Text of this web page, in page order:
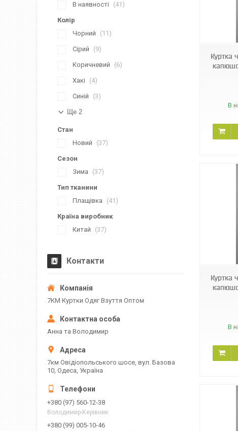
Куртка
В
Куртка
В
В наявності
41
Колір
Чорний
11
Сірий 9
Коричневий 6
Хакі 4
Синій 3
Ще 2
Стан
Новий
37
Сезон
Зима
37
Тип тканини
Плащівка
41
Країна виробник
Китай
37
Контакти
7КМ Куртки Одяг Взуття Оптом
Анна та Володимир
7км Овідіопольського шосе, вул. Базова
10, Одеса, Україна
+380 (97) 560-12-38
Володимир-Керівник
+380 (99) 005-10-46